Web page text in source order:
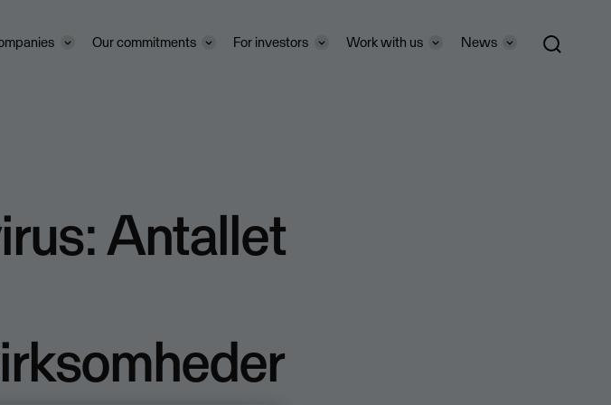
Our commitments For investors Work with us News
Antallet